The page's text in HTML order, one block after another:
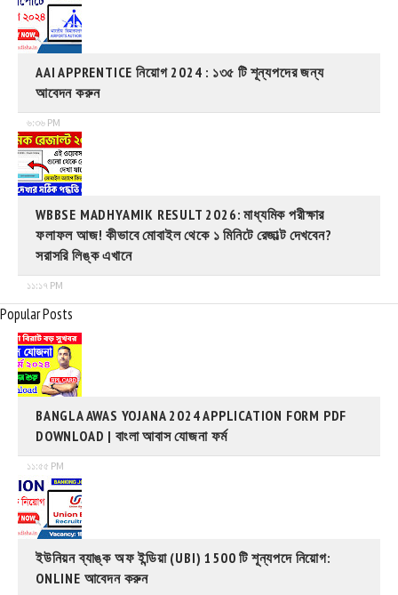
AAI APPRENTICE নিয়োগ 2024 : ১৩৫ টি শূন্যপদের জন্য
আবেদন করুন
৬:৩৬ PM
WBBSE MADHYAMIK RESULT 2026: মাধ্যমিক পরীক্ষার
ফলাফল আজ! কীভাবে মোবাইল থেকে ১ মিনিটে রেজাল্ট দেখবেন?
সরাসরি লিঙ্ক এখানে
১১:১৭ PM
Popular Posts
BANGLA AWAS YOJANA 2024 APPLICATION FORM PDF
DOWNLOAD | বাংলা আবাস যোজনা ফর্ম
১১:৫৫ PM
ইউনিয়ন ব্যাঙ্ক অফ ইন্ডিয়া (UBI) 1500 টি শূন্যপদে নিয়োগ:
ONLINE আবেদন করুন